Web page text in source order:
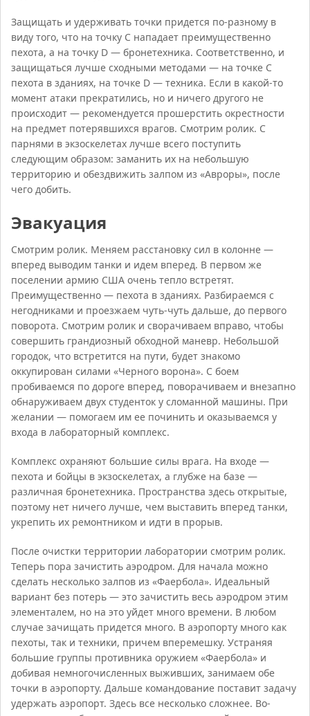
Защищать и удерживать точки придется по-разному в
виду того, что на точку C нападает преимущественно
пехота, а на точку D — бронетехника. Соответственно, и
защищаться лучше сходными методами — на точке C
пехота в зданиях, на точке D — техника. Если в какой-то
момент атаки прекратились, но и ничего другого не
происходит — рекомендуется прошерстить окрестности
на предмет потерявшихся врагов. Смотрим ролик. С
парнями в экзоскелетах лучше всего поступить
следующим образом: заманить их на небольшую
территорию и обездвижить залпом из «Авроры», после
чего добить.
Эвакуация
Смотрим ролик. Меняем расстановку сил в колонне —
вперед выводим танки и идем вперед. В первом же
поселении армию США очень тепло встретят.
Преимущественно — пехота в зданиях. Разбираемся с
негодниками и проезжаем чуть-чуть дальше, до первого
поворота. Смотрим ролик и сворачиваем вправо, чтобы
совершить грандиозный обходной маневр. Небольшой
городок, что встретится на пути, будет знакомо
оккупирован силами «Черного ворона». С боем
пробиваемся по дороге вперед, поворачиваем и внезапно
обнаруживаем двух студенток у сломанной машины. При
желании — помогаем им ее починить и оказываемся у
входа в лабораторный комплекс.
Комплекс охраняют большие силы врага. На входе —
пехота и бойцы в экзоскелетах, а глубже на базе —
различная бронетехника. Пространства здесь открытые,
поэтому нет ничего лучше, чем выставить вперед танки,
укрепить их ремонтником и идти в прорыв.
После очистки территории лаборатории смотрим ролик.
Теперь пора зачистить аэродром. Для начала можно
сделать несколько залпов из «Фаербола». Идеальный
вариант без потерь — это зачистить весь аэродром этим
элементалем, но на это уйдет много времени. В любом
случае зачищать придется много. В аэропорту много как
пехоты, так и техники, причем вперемешку. Устраняя
большие группы противника оружием «Фаербола» и
добивая немногочисленных выживших, занимаем обе
точки в аэропорту. Дальше командование поставит задачу
удержать аэропорт. Здесь все несколько сложнее. Во-